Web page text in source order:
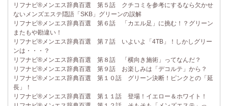
リフナビ®メンエス辞典百選 第５話 クチコミを参考にするなら欠かせ
ないメンズエステ隠語「SKB」グリーンの誤解
リフナビ®メンエス辞典百選 第６話 「カエル足」に挑む！？グリーン
またもや勘違い！
リフナビ®メンエス辞典百選 第７話 いよいよ「4TB」！しかしグリー
ンは・・・？
リフナビ®メンエス辞典百選 第８話 「横向き施術」ってなんだ？
リフナビ®メンエス辞典百選 第９話 お楽しみは「デコルテ」から？
リフナビ®メンエス辞典百選 第１０話 グリーン決断！ピンクとの「延
長」！
リフナビ®メンエス辞典百選 第１１話 登場！イエロー＆ホワイト！